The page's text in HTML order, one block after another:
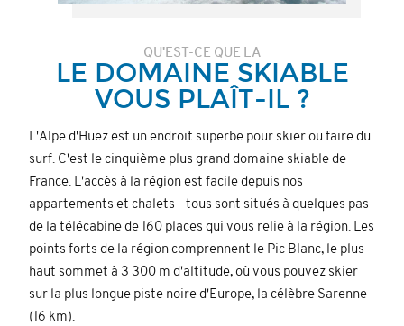
QU'EST-CE QUE LA
LE DOMAINE SKIABLE
VOUS PLAÎT-IL ?
L'Alpe d'Huez est un endroit superbe pour skier ou faire du
surf. C'est le cinquième plus grand domaine skiable de
France. L'accès à la région est facile depuis nos
appartements et chalets - tous sont situés à quelques pas
de la télécabine de 160 places qui vous relie à la région. Les
points forts de la région comprennent le Pic Blanc, le plus
haut sommet à 3 300 m d'altitude, où vous pouvez skier
sur la plus longue piste noire d'Europe, la célèbre Sarenne
(16 km).